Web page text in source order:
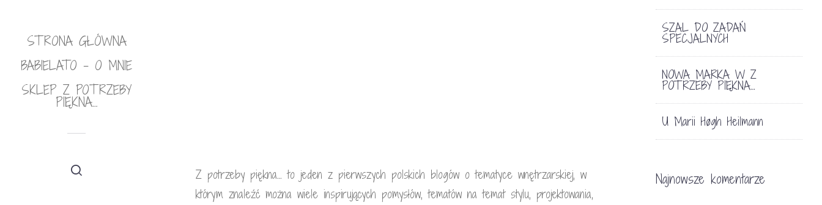
STRONA GŁÓWNA
BABIELATO – O MNIE
SKLEP Z POTRZEBY
PIĘKNA…
Z potrzeby piękna… to jeden z pierwszych polskich blogów o tematyce wnętrzarskiej, w
którym znaleźć można wiele inspirujących pomysłów, tematów na temat stylu, projektowania,
SZAL DO ZADAŃ
SPECJALNYCH
NOWA MARKA W Z
POTRZEBY PIĘKNA…
U Marii Høgh Heilmann
Najnowsze komentarze